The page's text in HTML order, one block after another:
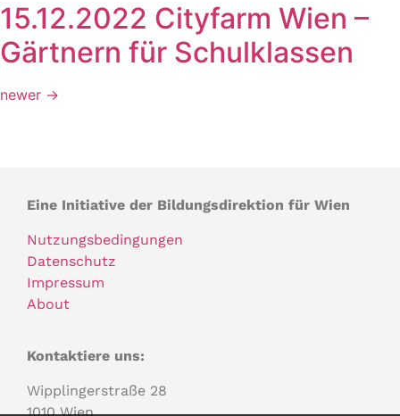
15.12.2022 Cityfarm Wien –
Gärtnern für Schulklassen
newer →
Eine Initiative der Bildungsdirektion für Wien
Nutzungsbedingungen
Datenschutz
Impressum
About
Kontaktiere uns:
Wipplingerstraße 28
1010 Wien